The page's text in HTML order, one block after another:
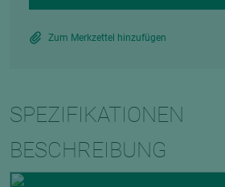
Zum Merkzettel hinzufügen
SPEZIFIKATIONEN
BESCHREIBUNG